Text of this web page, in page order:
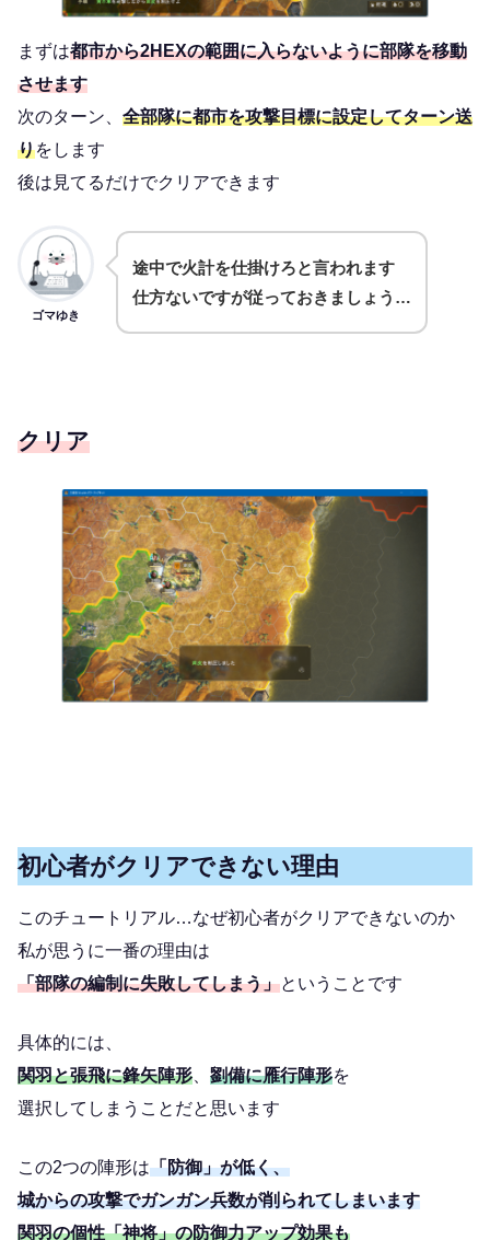
まずは都市から2HEXの範囲に入らないように部隊を移動
させます
次のターン、 全部隊に都市を攻撃目標に設定してターン送
りをします
後は見てるだけでクリアできます
ゴマゆき
途中で火計を仕掛けろと言われます
仕方ないですが従っておきましょう…
クリア
初心者がクリアできない理由
このチュートリアル…なぜ初心者がクリアできないのか
私が思うに一番の理由は
「部隊の編制に失敗してしまう」ということです
具体的には、
関羽と張飛に鋒矢陣形
劉備に雁行陣形を
選択してしまうことだと思います
この2つの陣形は「防御」が低く、
城からの攻撃でガンガン兵数が削られてしまいます
関羽の個性「神将」の防御力アップ効果も